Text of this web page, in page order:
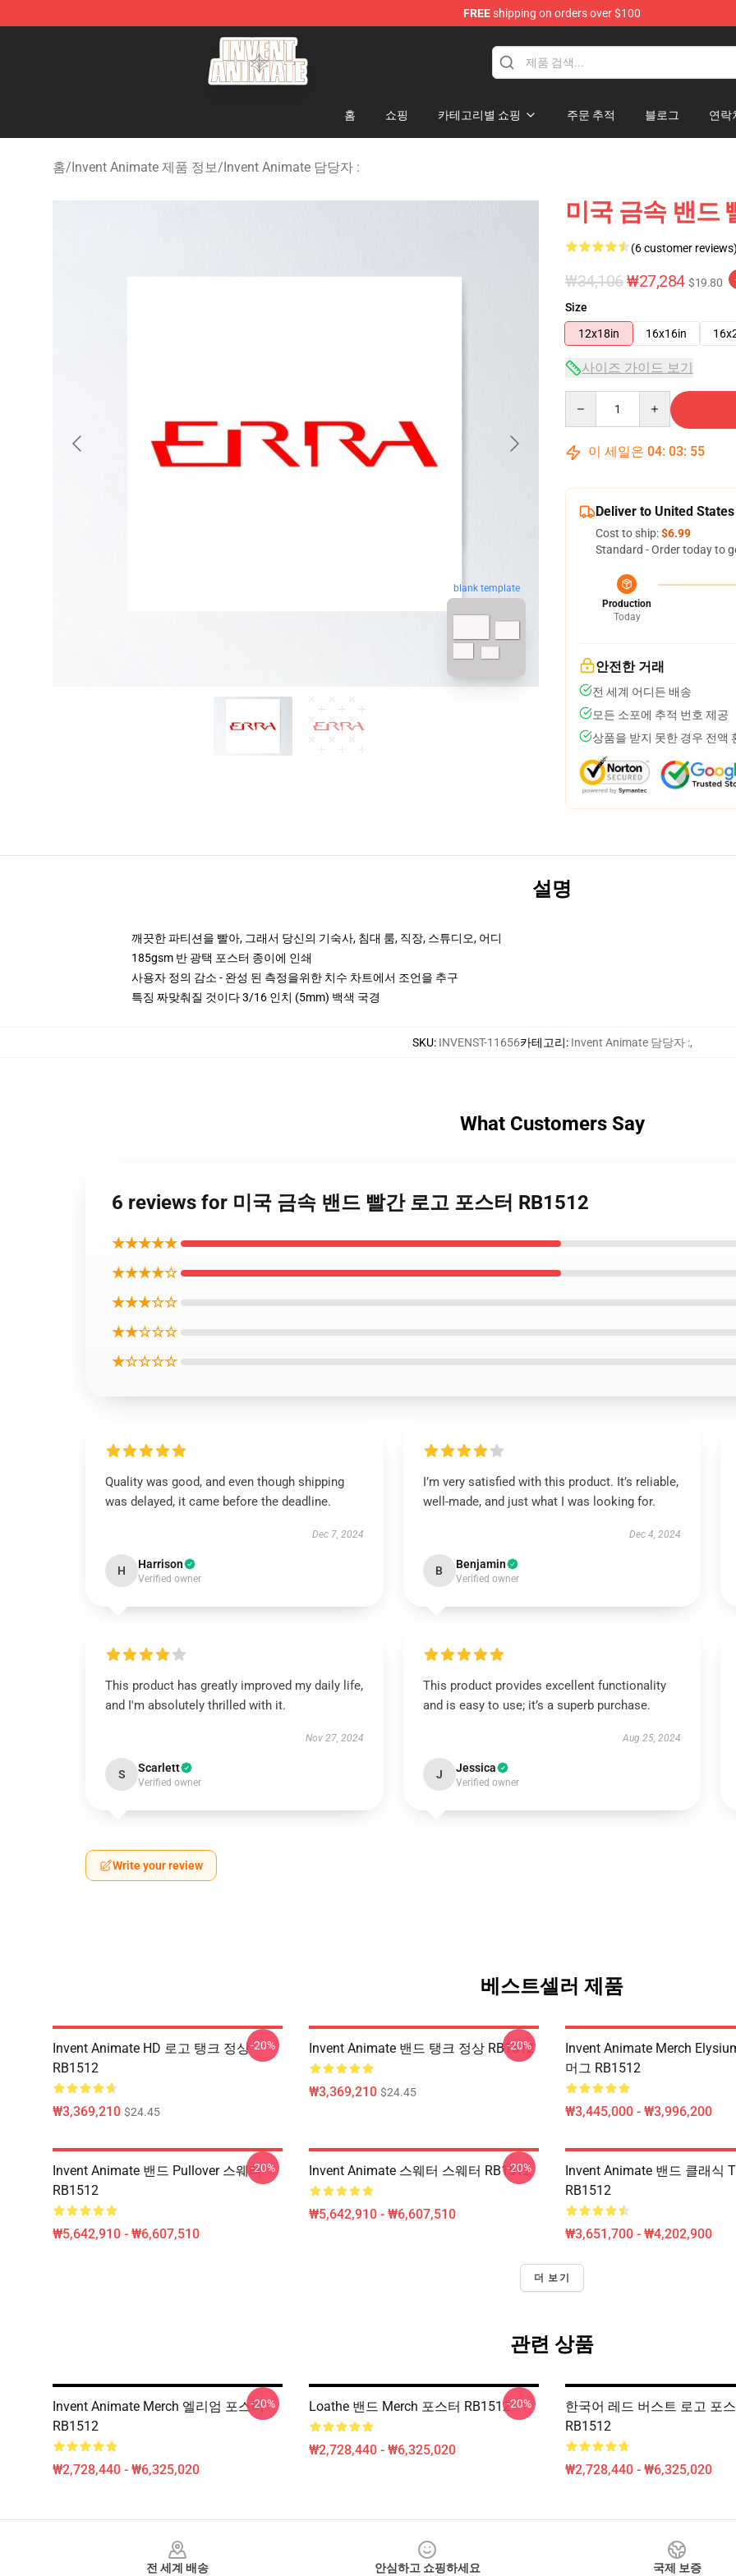
FREEshipping on orders over $100
Invent Animate Shop - Official Invent Animate Merchandise Store
홈 쇼핑 카테고리별 쇼핑 주문 추적 블로그 연락
홈/Invent Animate 제품 정보/Invent Animate 담당자 :
blank template
미국 금속 밴드
(6 customer
₩34,106₩27,284 $19.80
Size
12x18in
16x16in
사이즈 가이드 보기
이 세일은 04: 03: 54
Deliver to United States
Cost to ship:$6.99
Standard - Order today to
Production
Today
안전한 거래
전 세계 어디든 배송
모든 소포에 추적 번호 제공
상품을 받지 못한 경우 전액
설명
깨끗한 파티션을 빨아, 그래서 당신의 기숙사, 침대 룸, 직장, 스튜디오, 어디
185gsm 반 광택 포스터 종이에 인쇄
사용자 정의 감소 - 완성 된 측정을위한 치수 차트에서 조언을 추구
특징 짜맞춰질 것이다 3/16 인치 (5mm) 백색 국경
SKU: INVENST-11656카테고리: Invent Animate 담당자 :,
What Customers Say
6 reviews for 미국 금속 밴드 빨간 로고 포스터 RB1512
★★★★★
★★★★☆
★★★☆☆
★★☆☆☆
★☆☆☆☆
Quality was good, and even though shipping
was delayed, it came before the deadline.
Dec 7, 2024
H Harrison
Verified owner
I’m very satisfied with this product. It’s reliable,
well-made, and just what I was looking for.
Dec 4, 2024
B Benjamin
Verified owner
This product has greatly improved my daily life,
and I'm absolutely thrilled with it.
Nov 27, 2024
S Scarlett
Verified owner
This product provides excellent functionality
and is easy to use; it’s a superb purchase.
Aug 25, 2024
J Jessica
Verified owner
Write your review
베스트셀러 제품
Invent Animate HD 로고 탱크 정상
RB1512
₩3,369,210 $24.45
-20% Invent Animate 밴드 탱크 정상 RB1512
₩3,369,210 $24.45
-20%
Invent Animate Merch
머그 RB1512
₩3,445,000 - ₩3,996,200
Invent Animate 밴드 Pullover 스웨터
RB1512
₩5,642,910 - ₩6,607,510
-20% Invent Animate 스웨터 스웨터 RB1512
₩5,642,910 - ₩6,607,510
-20%
Invent Animate 밴드 클래식
RB1512
₩3,651,700 - ₩4,202,900
더 보기
관련 상품
Invent Animate Merch 엘리엄 포스터
RB1512
₩2,728,440 - ₩6,325,020
-20% Loathe 밴드 Merch 포스터 RB1512
₩2,728,440 - ₩6,325,020
-20%
한국어 레드 버스트 로고 포
RB1512
₩2,728,440 - ₩6,325,020
전 세계 배송 안심하고 쇼핑하세요 국제 보증